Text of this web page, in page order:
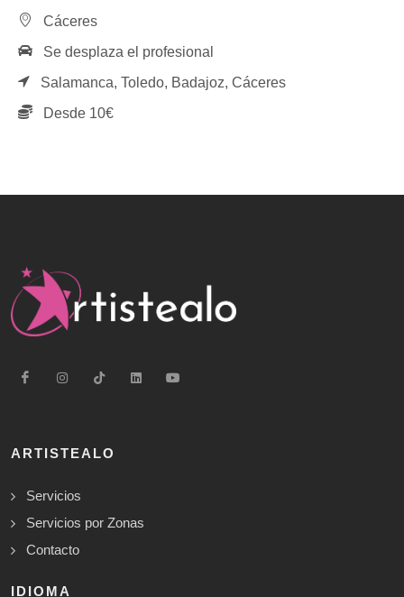
Cáceres
Se desplaza el profesional
Salamanca, Toledo, Badajoz, Cáceres
Desde 10€
ARTISTEALO
Servicios
Servicios por Zonas
Contacto
IDIOMA